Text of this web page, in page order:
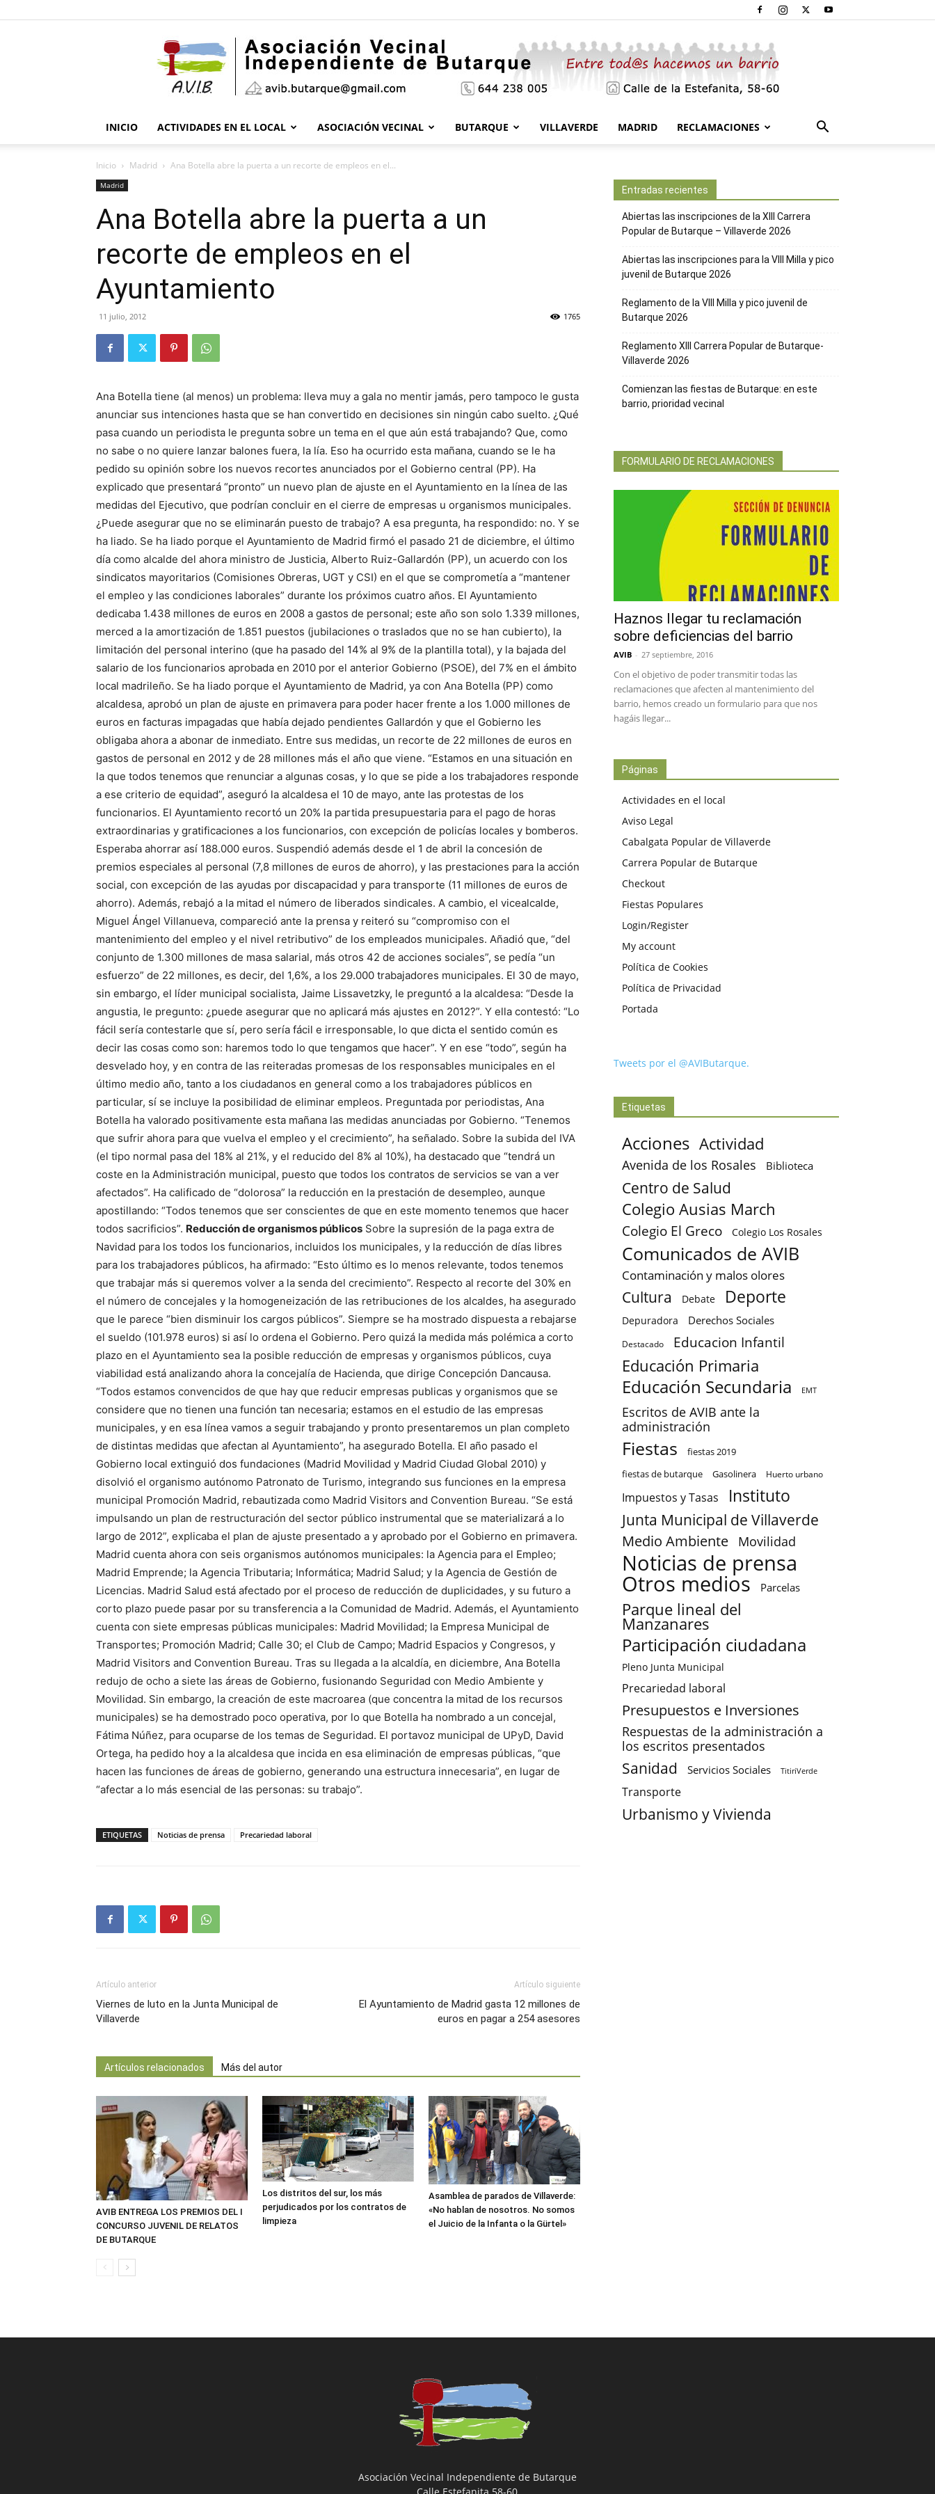
Vecinal
de
Butarque
INICIO ACTIVIDADES EN EL LOCAL ASOCIACIÓN VECINAL BUTARQUE VILLAVERDE MADRID RECLAMACIONES
Inicio Madrid Ana Botella abre la puerta a un recorte de empleos en el...
Madrid
Ana Botella abre la puerta a un
recorte de empleos en el
Ayuntamiento
11 julio, 2012 1765
Ana Botella tiene (al menos) un problema: lleva muy a gala no mentir jamás, pero tampoco le gusta
anunciar sus intenciones hasta que se han convertido en decisiones sin ningún cabo suelto. ¿Qué
pasa cuando un periodista le pregunta sobre un tema en el que aún está trabajando? Que, como
no sabe o no quiere lanzar balones fuera, la lía. Eso ha ocurrido esta mañana, cuando se le ha
pedido su opinión sobre los nuevos recortes anunciados por el Gobierno central (PP). Ha
explicado que presentará “pronto” un nuevo plan de ajuste en el Ayuntamiento en la línea de las
medidas del Ejecutivo, que podrían concluir en el cierre de empresas u organismos municipales.
¿Puede asegurar que no se eliminarán puesto de trabajo? A esa pregunta, ha respondido: no. Y se
ha liado. Se ha liado porque el Ayuntamiento de Madrid firmó el pasado 21 de diciembre, el último
día como alcalde del ahora ministro de Justicia, Alberto Ruiz-Gallardón (PP), un acuerdo con los
sindicatos mayoritarios (Comisiones Obreras, UGT y CSI) en el que se comprometía a “mantener
el empleo y las condiciones laborales” durante los próximos cuatro años. El Ayuntamiento
dedicaba 1.438 millones de euros en 2008 a gastos de personal; este año son solo 1.339 millones,
merced a la amortización de 1.851 puestos (jubilaciones o traslados que no se han cubierto), la
limitación del personal interino (que ha pasado del 14% al 9% de la plantilla total), y la bajada del
salario de los funcionarios aprobada en 2010 por el anterior Gobierno (PSOE), del 7% en el ámbito
local madrileño. Se ha liado porque el Ayuntamiento de Madrid, ya con Ana Botella (PP) como
alcaldesa, aprobó un plan de ajuste en primavera para poder hacer frente a los 1.000 millones de
euros en facturas impagadas que había dejado pendientes Gallardón y que el Gobierno les
obligaba ahora a abonar de inmediato. Entre sus medidas, un recorte de 22 millones de euros en
gastos de personal en 2012 y de 28 millones más el año que viene. “Estamos en una situación en
la que todos tenemos que renunciar a algunas cosas, y lo que se pide a los trabajadores responde
a ese criterio de equidad”, aseguró la alcaldesa el 10 de mayo, ante las protestas de los
funcionarios. El Ayuntamiento recortó un 20% la partida presupuestaria para el pago de horas
extraordinarias y gratificaciones a los funcionarios, con excepción de policías locales y bomberos.
Esperaba ahorrar así 188.000 euros. Suspendió además desde el 1 de abril la concesión de
premios especiales al personal (7,8 millones de euros de ahorro), y las prestaciones para la acción
social, con excepción de las ayudas por discapacidad y para transporte (11 millones de euros de
ahorro). Además, rebajó a la mitad el número de liberados sindicales. A cambio, el vicealcalde,
Miguel Ángel Villanueva, compareció ante la prensa y reiteró su “compromiso con el
mantenimiento del empleo y el nivel retributivo” de los empleados municipales. Añadió que, “del
conjunto de 1.300 millones de masa salarial, más otros 42 de acciones sociales”, se pedía “un
esfuerzo” de 22 millones, es decir, del 1,6%, a los 29.000 trabajadores municipales. El 30 de mayo,
sin embargo, el líder municipal socialista, Jaime Lissavetzky, le preguntó a la alcaldesa: “Desde la
angustia, le pregunto: ¿puede asegurar que no aplicará más ajustes en 2012?”. Y ella contestó: “Lo
fácil sería contestarle que sí, pero sería fácil e irresponsable, lo que dicta el sentido común es
decir las cosas como son: haremos todo lo que tengamos que hacer”. Y en ese “todo”, según ha
desvelado hoy, y en contra de las reiteradas promesas de los responsables municipales en el
último medio año, tanto a los ciudadanos en general como a los trabajadores públicos en
particular, sí se incluye la posibilidad de eliminar empleos. Preguntada por periodistas, Ana
Botella ha valorado positivamente esta mañana las medidas anunciadas por Gobierno. “Tenemos
que sufrir ahora para que vuelva el empleo y el crecimiento”, ha señalado. Sobre la subida del IVA
(el tipo normal pasa del 18% al 21%, y el reducido del 8% al 10%), ha destacado que “tendrá un
coste en la Administración municipal, puesto que todos los contratos de servicios se van a ver
afectados”. Ha calificado de “dolorosa” la reducción en la prestación de desempleo, aunque
apostillando: “Todos tenemos que ser conscientes de que en este momento tenemos que hacer
todos sacrificios”. Reducción de organismos públicos Sobre la supresión de la paga extra de
Navidad para los todos los funcionarios, incluidos los municipales, y la reducción de días libres
para los trabajadores públicos, ha afirmado: “Esto último es lo menos relevante, todos tenemos
que trabajar más si queremos volver a la senda del crecimiento”. Respecto al recorte del 30% en
el número de concejales y la homogeneización de las retribuciones de los alcaldes, ha asegurado
que le parece “bien disminuir los cargos públicos”. Siempre se ha mostrado dispuesta a rebajarse
el sueldo (101.978 euros) si así lo ordena el Gobierno. Pero quizá la medida más polémica a corto
plazo en el Ayuntamiento sea la posible reducción de empresas y organismos públicos, cuya
viabilidad está analizando ahora la concejalía de Hacienda, que dirige Concepción Dancausa.
“Todos estamos convencidos de que hay que reducir empresas publicas y organismos que se
considere que no tienen una función tan necesaria; estamos en el estudio de las empresas
municipales, y en esa línea vamos a seguir trabajando y pronto presentaremos un plan completo
de distintas medidas que afectan al Ayuntamiento”, ha asegurado Botella. El año pasado el
Gobierno local extinguió dos fundaciones (Madrid Movilidad y Madrid Ciudad Global 2010) y
disolvió el organismo autónomo Patronato de Turismo, integrando sus funciones en la empresa
municipal Promoción Madrid, rebautizada como Madrid Visitors and Convention Bureau. “Se está
impulsando un plan de restructuración del sector público instrumental que se materializará a lo
largo de 2012”, explicaba el plan de ajuste presentado a y aprobado por el Gobierno en primavera.
Madrid cuenta ahora con seis organismos autónomos municipales: la Agencia para el Empleo;
Madrid Emprende; la Agencia Tributaria; Informática; Madrid Salud; y la Agencia de Gestión de
Licencias. Madrid Salud está afectado por el proceso de reducción de duplicidades, y su futuro a
corto plazo puede pasar por su transferencia a la Comunidad de Madrid. Además, el Ayuntamiento
cuenta con siete empresas públicas municipales: Madrid Movilidad; la Empresa Municipal de
Transportes; Promoción Madrid; Calle 30; el Club de Campo; Madrid Espacios y Congresos, y
Madrid Visitors and Convention Bureau. Tras su llegada a la alcaldía, en diciembre, Ana Botella
redujo de ocho a siete las áreas de Gobierno, fusionando Seguridad con Medio Ambiente y
Movilidad. Sin embargo, la creación de este macroarea (que concentra la mitad de los recursos
municipales) se ha demostrado poco operativa, por lo que Botella ha nombrado a un concejal,
Fátima Núñez, para ocuparse de los temas de Seguridad. El portavoz municipal de UPyD, David
Ortega, ha pedido hoy a la alcaldesa que incida en esa eliminación de empresas públicas, “que
hacen las funciones de áreas de gobierno, generando una estructura innecesaria”, en lugar de
“afectar a lo más esencial de las personas: su trabajo”.
ETIQUETAS Noticias de prensa Precariedad laboral
Artículo anterior
Viernes de luto en la Junta Municipal de
Villaverde
Artículo siguiente
El Ayuntamiento de Madrid gasta 12 millones de
euros en pagar a 254 asesores
Artículos relacionados Más del autor
AVIB ENTREGA LOS PREMIOS DEL I
CONCURSO JUVENIL DE RELATOS
DE BUTARQUE
Los distritos del sur, los más
perjudicados por los contratos de
limpieza
Asamblea de parados de Villaverde:
«No hablan de nosotros. No somos
el Juicio de la Infanta o la Gürtel»
Entradas recientes
Abiertas las inscripciones de la XIII Carrera
Popular de Butarque – Villaverde 2026
Abiertas las inscripciones para la VIII Milla y pico
juvenil de Butarque 2026
Reglamento de la VIII Milla y pico juvenil de
Butarque 2026
Reglamento XIII Carrera Popular de Butarque-
Villaverde 2026
Comienzan las fiestas de Butarque: en este
barrio, prioridad vecinal
FORMULARIO DE RECLAMACIONES
Haznos llegar tu reclamación
sobre deficiencias del barrio
AVIB - 27 septiembre, 2016
Con el objetivo de poder transmitir todas las
reclamaciones que afecten al mantenimiento del
barrio, hemos creado un formulario para que nos
hagáis llegar...
Páginas
Actividades en el local
Aviso Legal
Cabalgata Popular de Villaverde
Carrera Popular de Butarque
Checkout
Fiestas Populares
Login/Register
My account
Política de Cookies
Política de Privacidad
Portada
Tweets por el @AVIButarque.
Etiquetas
Acciones Actividad
Avenida de los Rosales Biblioteca
Centro de Salud
Colegio Ausias March
Colegio El Greco Colegio Los Rosales
Comunicados de AVIB
Contaminación y malos olores
Cultura Debate Deporte
Depuradora Derechos Sociales
Destacado Educacion Infantil
Educación Primaria
Educación Secundaria EMT
Escritos de AVIB ante la
administración
Fiestas
fiestas 2019
fiestas de butarque
Gasolinera Huerto urbano
Impuestos y Tasas Instituto
Junta Municipal de Villaverde
Medio Ambiente Movilidad
Noticias de prensa
Otros medios Parcelas
Parque lineal del
Manzanares
Participación ciudadana
Pleno Junta Municipal
Precariedad laboral
Presupuestos e Inversiones
Respuestas de la administración a
los escritos presentados
Sanidad Servicios Sociales TitiriVerde
Transporte
Urbanismo y Vivienda
Asociación Vecinal Independiente de Butarque